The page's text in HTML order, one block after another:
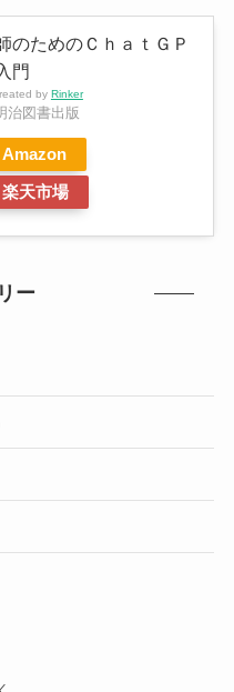
のためのＣｈａｔＧＰ
門
by Rinker
治図書出版
Amazon
楽天市場
ー